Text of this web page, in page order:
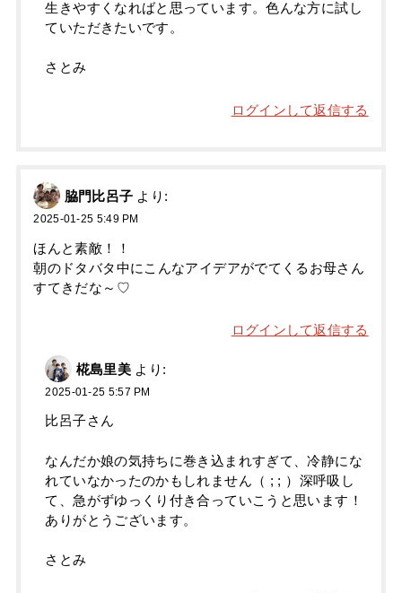
生きやすくなればと思っています。色んな方に試し
ていただきたいです。
さとみ
ログインして返信する
脇門比呂子 より:
2025-01-25 5:49 PM
ほんと素敵！！
朝のドタバタ中にこんなアイデアがでてくるお母さん
すてきだな～♡
ログインして返信する
椛島里美 より:
2025-01-25 5:57 PM
比呂子さん
なんだか娘の気持ちに巻き込まれすぎて、冷静にな
れていなかったのかもしれません（ ; ; ）深呼吸し
て、急がずゆっくり付き合っていこうと思います！
ありがとうございます。
さとみ